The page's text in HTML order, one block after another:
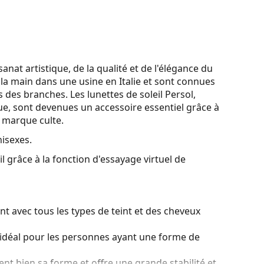
artistique, de la qualité et de l'élégance du
main dans une usine en Italie et sont connues
branches. Les lunettes de soleil Persol,
sont devenues un accessoire essentiel grâce à
culte.
grâce à la fonction d'essayage virtuel de
avec tous les types de teint et des cheveux
pour les personnes ayant une forme de